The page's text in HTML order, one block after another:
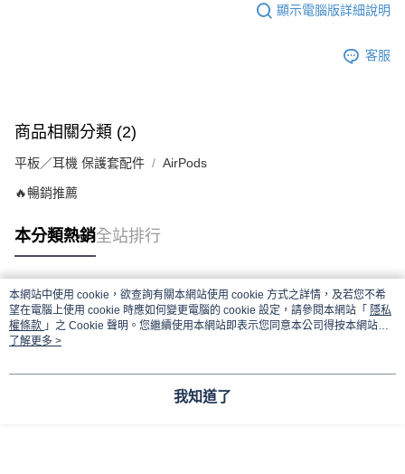
顯示電腦版詳細說明
客服
商品相關分類 (2)
平板／耳機 保護套配件 AirPods
🔥暢銷推薦
本分類熱銷全站排行
熱門標籤
本網站中使用 cookie，欲查詢有關本網站使用 cookie 方式之詳情，及若您不希
望在電腦上使用 cookie 時應如何變更電腦的 cookie 設定，請參閱本網站「 隱私
權條款 」之 Cookie 聲明。您繼續使用本網站即表示您同意本公司得按本網站使
用條款之 Cookie 聲明使用 cookie。
了解更多 >
我知道了